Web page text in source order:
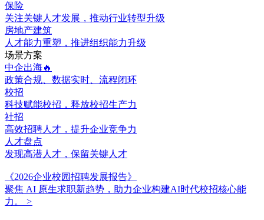
保险
关注关键人才发展，推动行业转型升级
房地产建筑
人才能力重塑，推进组织能力升级
场景方案
中企出海🔥
政策合规、数据实时、流程闭环
校招
科技赋能校招，释放校招生产力
社招
高效招聘人才，提升企业竞争力
人才盘点
发现高潜人才，保留关键人才
《2026企业校园招聘发展报告》
聚焦 AI 原生求职新趋势，助力企业构建AI时代校招核心能
力。
>